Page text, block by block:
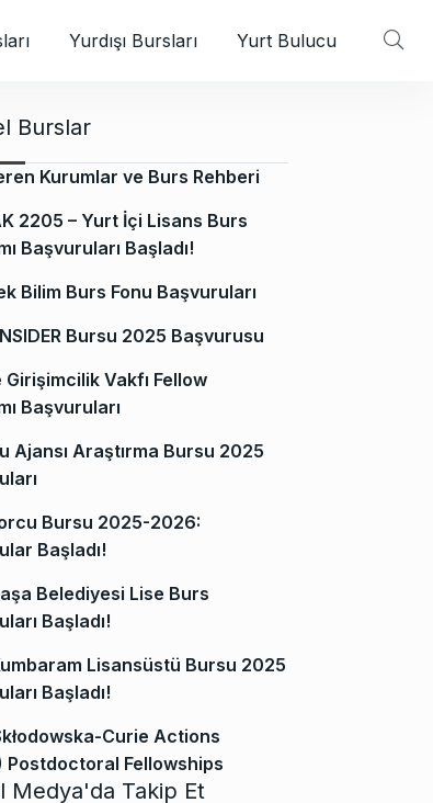
Yurdışı Bursları Yurt Bulucu
Burslar
Kurumlar ve Burs Rehberi
2205 – Yurt İçi Lisans Burs
Başvuruları Başladı!
Bilim Burs Fonu Başvuruları
Bursu 2025 Başvurusu
Girişimcilik Vakfı Fellow
Başvuruları
Ajansı Araştırma Bursu 2025
Bursu 2025-2026:
Başladı!
Belediyesi Lise Burs
Başladı!
Lisansüstü Bursu 2025
Başladı!
Curie Actions
Postdoctoral Fellowships
Medya'da Takip Et